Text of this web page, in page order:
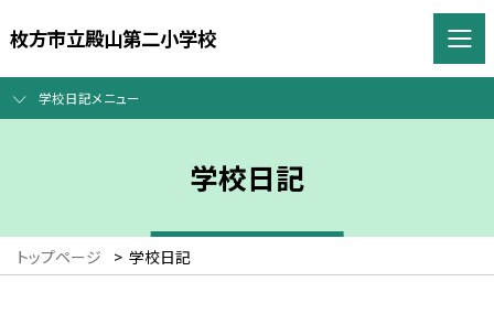
枚方市立殿山第二小学校
学校日記メニュー
学校日記
トップページ > 学校日記